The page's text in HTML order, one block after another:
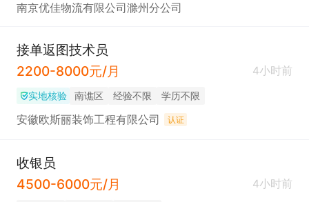
南京优佳物流有限公司滁州分公司
接单返图技术员
2200-8000元/月
4小时前
实地核验 南谯区 经验不限 学历不限
安徽欧斯丽装饰工程有限公司 认证
收银员
4500-6000元/月
4小时前